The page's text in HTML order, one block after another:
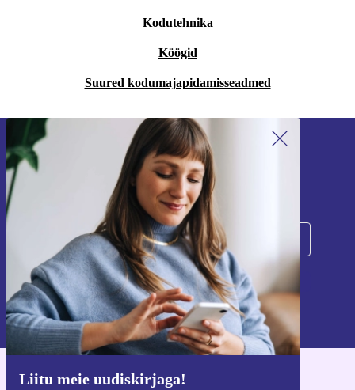
Kodutehnika
Köögid
Suured kodumajapidamisseadmed
Liitu meie uudiskirjaga!
Liitu meie uudiskirjaga!
Ära jäta enam ühtegi pakkumist vahele.
Registreeru
Teavet isikuandmete kasutamise kohta leiate meie
privaatsuspoliitikast.
Hangi refurbed rakendus